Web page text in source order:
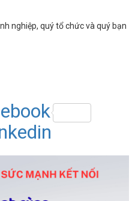
nghiệp, quý tổ chức và quý bạn